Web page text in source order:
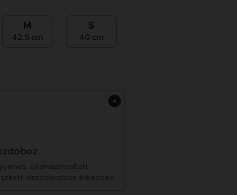
M
42.5 cm
S
40 cm
újrahasznosított
díszdobozban érkeznek